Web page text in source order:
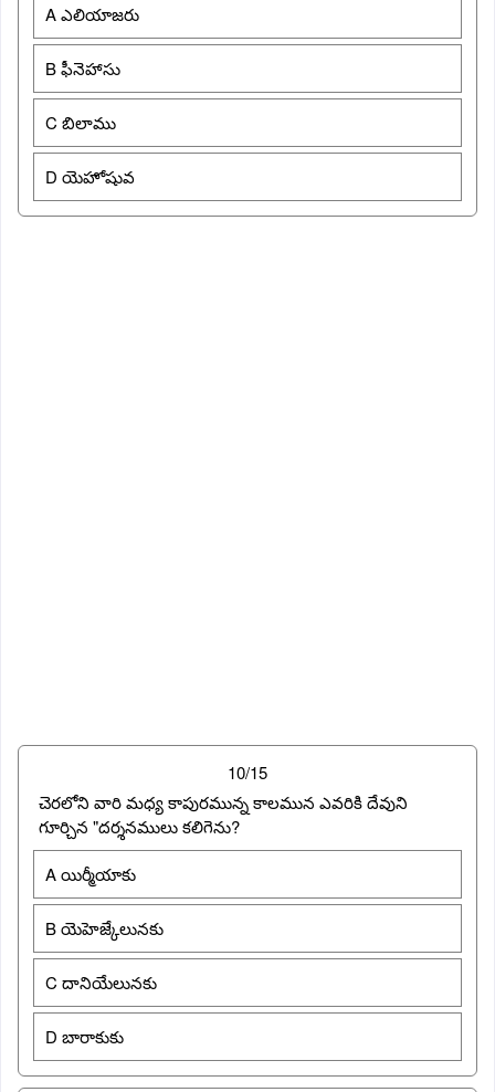
A ఎలియాజరు
B ఫీనెహాసు
C బిలాము
D యెహోషువ
10/15
చెరలోని వారి మధ్య కాపురమున్న కాలమున ఎవరికి దేవుని
గూర్చిన "దర్శనములు కలిగెను?
A యిర్మీయాకు
B యెహెజ్కేలునకు
C దానియేలునకు
D బారాకుకు